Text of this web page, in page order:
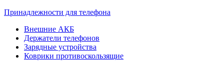
Принадлежности для телефона
Внешние АКБ
Держатели телефонов
Зарядные устройства
Коврики противоскользящие